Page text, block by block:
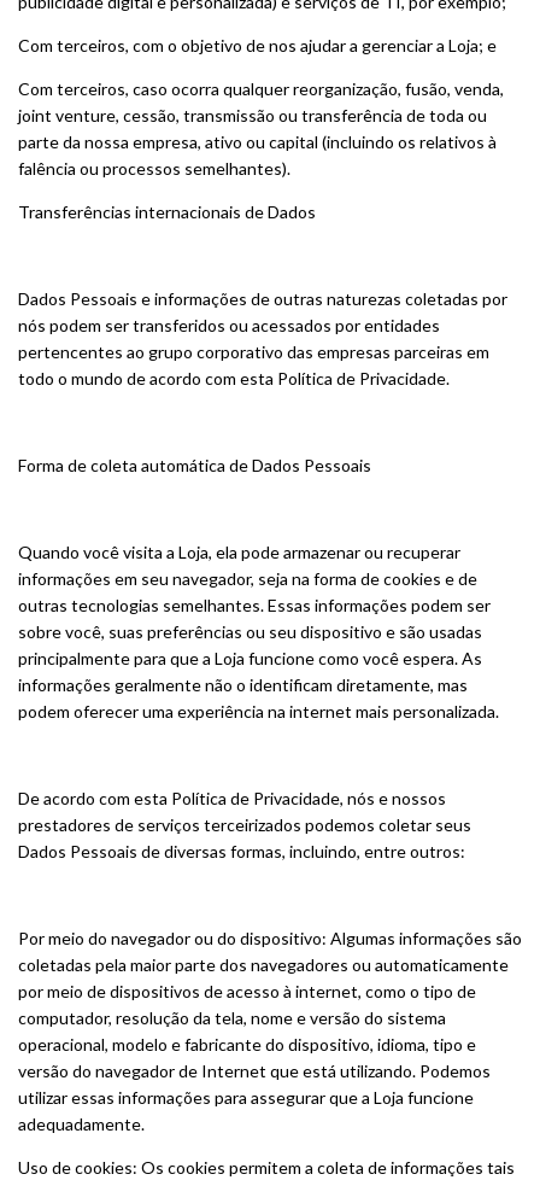
Com terceiros, com o objetivo de nos ajudar a gerenciar a Loja; e
Com terceiros, caso ocorra qualquer reorganização, fusão, venda,
joint venture, cessão, transmissão ou transferência de toda ou
parte da nossa empresa, ativo ou capital (incluindo os relativos à
falência ou processos semelhantes).
Transferências internacionais de Dados
Dados Pessoais e informações de outras naturezas coletadas por
nós podem ser transferidos ou acessados por entidades
pertencentes ao grupo corporativo das empresas parceiras em
todo o mundo de acordo com esta Política de Privacidade.
Forma de coleta automática de Dados Pessoais
Quando você visita a Loja, ela pode armazenar ou recuperar
informações em seu navegador, seja na forma de cookies e de
outras tecnologias semelhantes. Essas informações podem ser
sobre você, suas preferências ou seu dispositivo e são usadas
principalmente para que a Loja funcione como você espera. As
informações geralmente não o identificam diretamente, mas
podem oferecer uma experiência na internet mais personalizada.
De acordo com esta Política de Privacidade, nós e nossos
prestadores de serviços terceirizados podemos coletar seus
Dados Pessoais de diversas formas, incluindo, entre outros:
Por meio do navegador ou do dispositivo: Algumas informações são
coletadas pela maior parte dos navegadores ou automaticamente
por meio de dispositivos de acesso à internet, como o tipo de
computador, resolução da tela, nome e versão do sistema
operacional, modelo e fabricante do dispositivo, idioma, tipo e
versão do navegador de Internet que está utilizando. Podemos
utilizar essas informações para assegurar que a Loja funcione
adequadamente.
Uso de cookies: Os cookies permitem a coleta de informações tais